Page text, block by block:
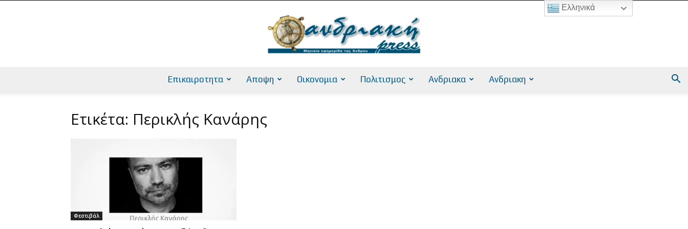
Επικαιροτητα Αποψη Οικονομια Πολιτισμος Ανδριακα Ανδριακη
Ετικέτα: Περικλής Κανάρης
Φεστιβάλ
Ελληνικά